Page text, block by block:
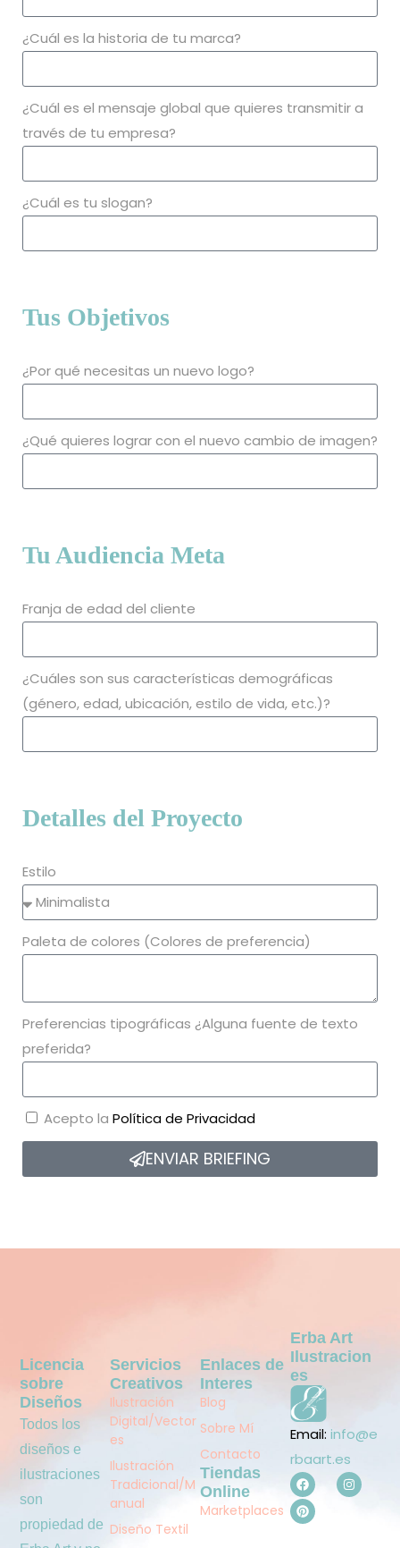
¿Cuál es la historia de tu marca?
¿Cuál es el mensaje global que quieres transmitir a
través de tu empresa?
¿Cuál es tu slogan?
Tus Objetivos
¿Por qué necesitas un nuevo logo?
¿Qué quieres lograr con el nuevo cambio de imagen?
Tu Audiencia Meta
Franja de edad del cliente
¿Cuáles son sus características demográficas
(género, edad, ubicación, estilo de vida, etc.)?
Detalles del Proyecto
Estilo
Paleta de colores (Colores de preferencia)
Preferencias tipográficas ¿Alguna fuente de texto
preferida?
Acepto la Política de Privacidad
ENVIAR BRIEFING
Erba Art
Ilustracion
Es
Email: info@e
rbaart.es
Enlaces de
Interes
Blog
Sobre Mí
Contacto
Tiendas
Online
Marketplaces
Servicios
Creativos
Ilustración
Digital/Vector
es
Ilustración
Tradicional/M
anual
Diseño Textil
Licencia
sobre
Diseños
Todos los
diseños e
ilustraciones
son
propiedad de